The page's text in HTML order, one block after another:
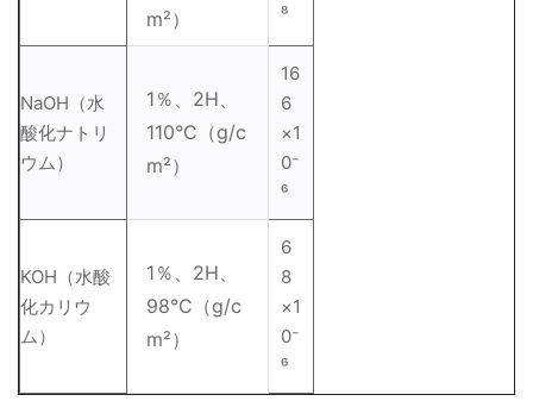
m²）
⁸
NaOH（水
酸化ナトリ
ウム）
1％、2H、
110°C（g/c
m²）
16
6
×1
0⁻
⁶
KOH（水酸
化カリウ
ム）
1％、2H、
98°C（g/c
m²）
6
8
×1
0⁻
⁶